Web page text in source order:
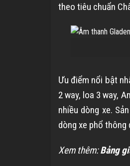
theo tiêu chuẩn
Ưu điểm nổi bật
2 way, loa 3 way,
nhiều dòng xe.
dòng xe phổ thông
Xem thêm:Bảng